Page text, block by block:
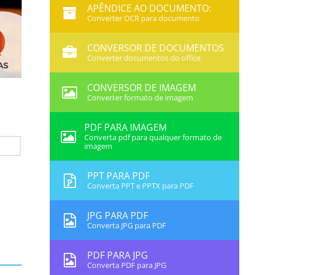
APÊNDICE AO DOCUMENTO:
Converter OCR para documento
CONVERSOR DE DOCUMENTOS
Converter documentos do office
CONVERSOR DE IMAGEM
Converter formato de imagem
PDF PARA IMAGEM
Converta pdf para qualquer formato de
imagem
PPT PARA PDF
Converta PPT e PPTX para PDF
JPG PARA PDF
Converta JPG para PDF
PDF PARA JPG
Converta PDF para JPG